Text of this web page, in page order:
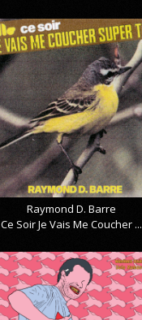
Raymond D. Barre
Ce Soir Je Vais Me Coucher ...